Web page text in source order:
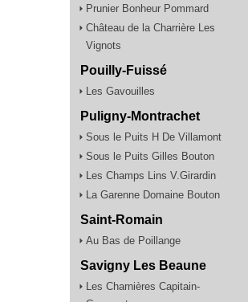
Prunier Bonheur Pommard
Château de la Charrière Les
Vignots
Pouilly-Fuissé
Les Gavouilles
Puligny-Montrachet
Sous le Puits H De Villamont
Sous le Puits Gilles Bouton
Les Champs Lins V.Girardin
La Garenne Domaine Bouton
Saint-Romain
Au Bas de Poillange
Savigny Les Beaune
Les Charnières Capitain-